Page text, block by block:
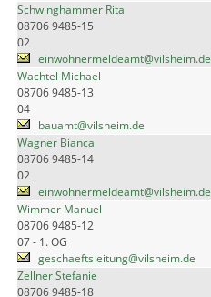
Schwinghammer Rita
08706 9485-15
02
einwohnermeldeamt@vilsheim.de
Wachtel Michael
08706 9485-13
04
bauamt@vilsheim.de
Wagner Bianca
08706 9485-14
02
einwohnermeldeamt@vilsheim.de
Wimmer Manuel
08706 9485-12
07 - 1. OG
geschaeftsleitung@vilsheim.de
Zellner Stefanie
08706 9485-18